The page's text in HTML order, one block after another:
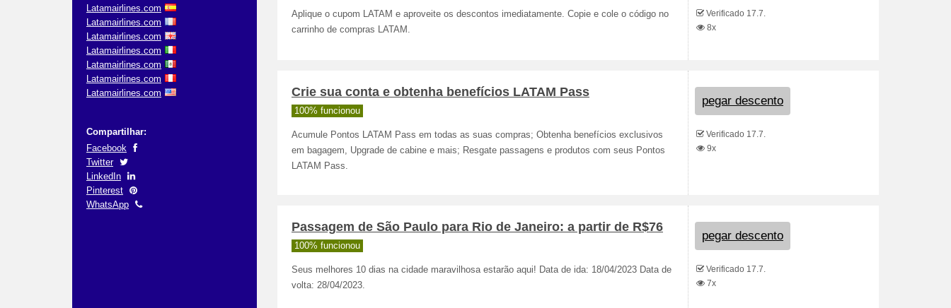
Latamairlines.com
Latamairlines.com
Latamairlines.com
Latamairlines.com
Latamairlines.com
Latamairlines.com
Latamairlines.com
Compartilhar:
Facebook
Twitter
LinkedIn
Pinterest
WhatsApp
Aplique o cupom LATAM e aproveite os descontos imediatamente. Copie e cole o código no
carrinho de compras LATAM.
Verificado 17.7.
8x
Crie sua conta e obtenha benefícios LATAM Pass
100% funcionou
Acumule Pontos LATAM Pass em todas as suas compras; Obtenha benefícios exclusivos
em bagagem, Upgrade de cabine e mais; Resgate passagens e produtos com seus Pontos
LATAM Pass.
pegar descento
Verificado 17.7.
9x
Passagem de São Paulo para Rio de Janeiro: a partir de R$76
100% funcionou
Seus melhores 10 dias na cidade maravilhosa estarão aqui! Data de ida: 18/04/2023 Data de
volta: 28/04/2023.
pegar descento
Verificado 17.7.
7x